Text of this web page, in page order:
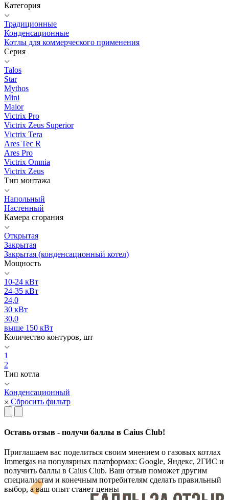
Категория
Традиционные
Конденсационные
Котлы для коммерческого применения
Серия
Talos
Star
Mythos
Mini
Maior
Victrix Pro
Victrix Zeus Superior
Victrix Tera
Ares Tec R
Ares Pro
Victrix Omnia
Victrix Zeus
Тип монтажа
Напольный
Настенный
Камера сгорания
Открытая
Закрытая
Закрытая (конденсационный котел)
Мощность
10-24 кВт
24-35 кВт
24,0
30 кВт
30,0
выше 150 кВт
Количество контуров, шт
1
2
Тип котла
Конденсационный
Сбросить фильтр
Оставь отзыв - получи баллы в Caius Club!
Приглашаем вас поделиться своим мнением о газовых котлах
Immergas на популярных платформах: Google, Яндекс, 2ГИС и
получить баллы в Caius Club. Ваш отзыв поможет другим
специалистам и конечным потребителям сделать правильный
выбор, а ваш опыт станет ценны